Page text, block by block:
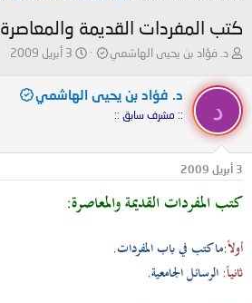
كتب المفردات القديمة والمعاصرة
ب
د
ل
م
و
ض
ع
د. فؤاد بن يحيى الهاشمي
ت
ي
ل
د
ء
3 أبريل 2009
د
د. فؤاد بن يحيى الهاشمي
:: مشرف سابق ::
3 أبريل 2009
كتب المفردات القديمة والمعاصرة:
أولاً:ما كتب في باب المفردات.
ثانياً:الرسائل الجامعية.